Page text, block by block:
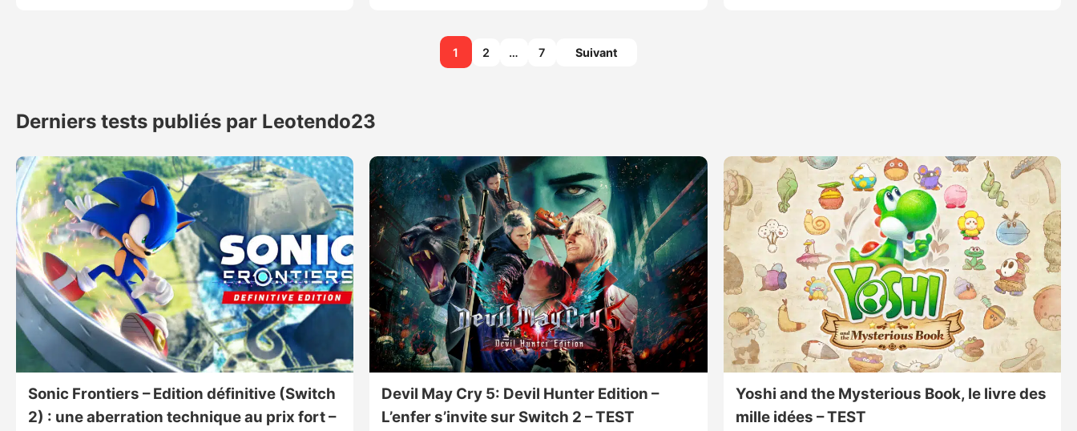
publications
1 2 … 7 Suivant
Derniers tests publiés par Leotendo23
Sonic Frontiers – Edition définitive (Switch
2) : une aberration technique au prix fort –
Devil May Cry 5: Devil Hunter Edition –
L’enfer s’invite sur Switch 2 – TEST
Yoshi and the Mysterious Book, le livre des
mille idées – TEST